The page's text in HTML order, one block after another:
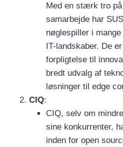
Med en stærk tro på
samarbejde har
nøglespiller i
IT-landskaber. De
forpligtelse til
bredt udvalg af
løsninger til edge
CIQ:
CIQ, selv om
sine konkurrenter,
inden for open